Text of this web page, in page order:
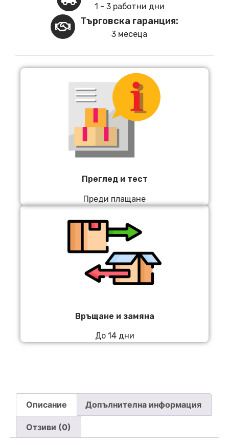
1 - 3 работни дни
Търговска гаранция:
3 месеца
Преглед и тест
Преди плащане
Връщане и замяна
До 14 дни
Описание Допълнителна информация
Отзиви (0)